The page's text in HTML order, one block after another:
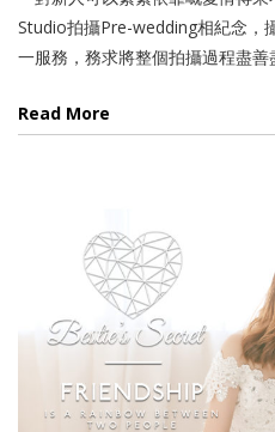
Studio拍攝Pre-wedding相紀念，
一服務，務求將整個拍攝過程盡善
Read More